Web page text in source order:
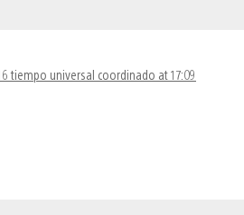
tiempo universal coordinado at 17:09